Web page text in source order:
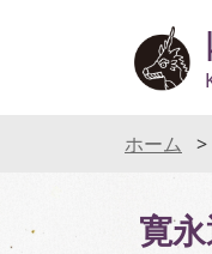
ホーム
寛